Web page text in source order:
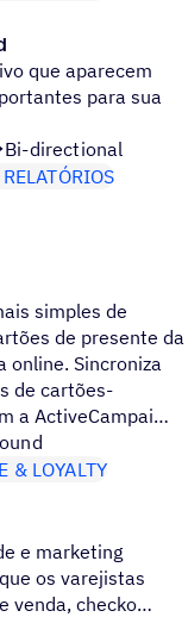
que aparecem
para sua
Bi-directional
simples de
de presente da
online. Sincroniza
de cartões-
a ActiveCampai
& LOYALTY
e marketing
os varejistas
venda, checko